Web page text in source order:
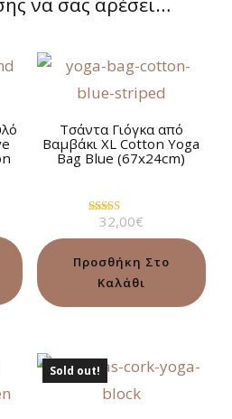
Τσάντα Γιόγκα από
Βαμβάκι XL Cotton Yoga
Bag Blue (67x24cm)
Βαθμολογήθηκε
με
από 5
32,00€
Προσθήκη Στο
Καλάθι
Sold out!